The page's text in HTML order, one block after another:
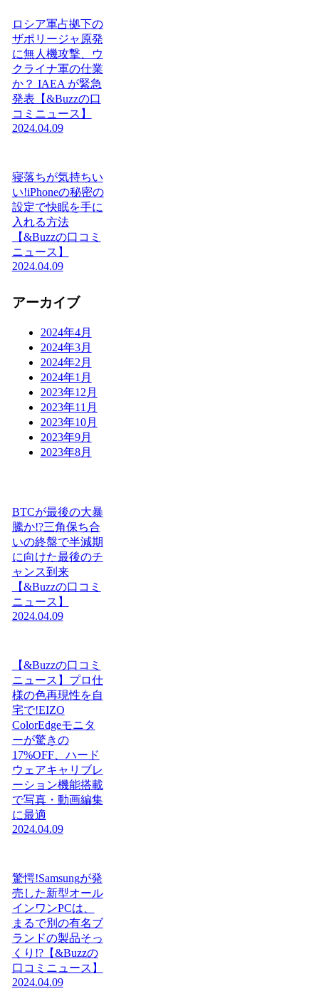
ロシア軍占拠下の
ザポリージャ原発
に無人機攻撃、ウ
クライナ軍の仕業
か？ IAEA が緊急
発表【&Buzzの口
コミニュース】
2024.04.09
寝落ちが気持ちい
い!iPhoneの秘密の
設定で快眠を手に
入れる方法
【&Buzzの口コミ
ニュース】
2024.04.09
アーカイブ
2024年4月
2024年3月
2024年2月
2024年1月
2023年12月
2023年11月
2023年10月
2023年9月
2023年8月
BTCが最後の大暴
騰か!?三角保ち合
いの終盤で半減期
に向けた最後のチ
ャンス到来
【&Buzzの口コミ
ニュース】
2024.04.09
【&Buzzの口コミ
ニュース】プロ仕
様の色再現性を自
宅で!EIZO
ColorEdgeモニタ
ーが驚きの
17%OFF、ハード
ウェアキャリブレ
ーション機能搭載
で写真・動画編集
に最適
2024.04.09
驚愕!Samsungが発
売した新型オール
インワンPCは、
まるで別の有名ブ
ランドの製品そっ
くり!?【&Buzzの
口コミニュース】
2024.04.09